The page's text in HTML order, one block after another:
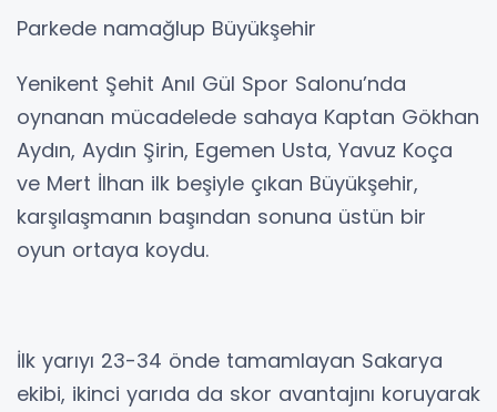
Parkede namağlup Büyükşehir
Yenikent Şehit Anıl Gül Spor Salonu’nda
oynanan mücadelede sahaya Kaptan Gökhan
Aydın, Aydın Şirin, Egemen Usta, Yavuz Koça
ve Mert İlhan ilk beşiyle çıkan Büyükşehir,
karşılaşmanın başından sonuna üstün bir
oyun ortaya koydu.
İlk yarıyı 23-34 önde tamamlayan Sakarya
ekibi, ikinci yarıda da skor avantajını koruyarak